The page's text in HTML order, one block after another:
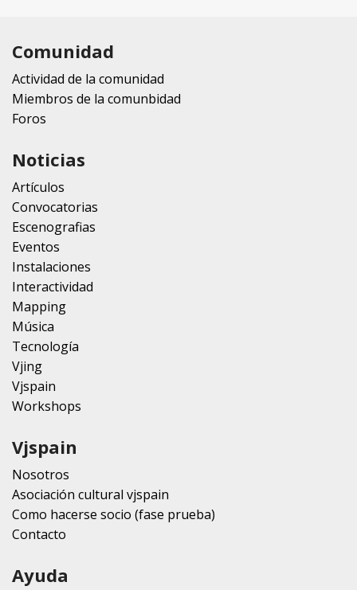
Comunidad
Actividad de la comunidad
Miembros de la comunbidad
Foros
Noticias
Artículos
Convocatorias
Escenografias
Eventos
Instalaciones
Interactividad
Mapping
Música
Tecnología
Vjing
Vjspain
Workshops
Vjspain
Nosotros
Asociación cultural vjspain
Como hacerse socio (fase prueba)
Contacto
Ayuda